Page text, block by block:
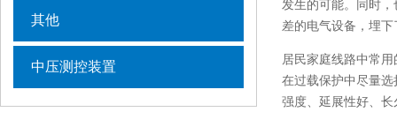
其他
中压测控装置
发生的可能。同时
差的电气设备，埋
居民家庭线路中常
在过载保护中尽量
强度、延展性好、